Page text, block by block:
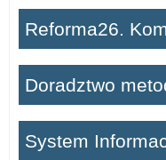
Reforma26.
Doradztwo
System